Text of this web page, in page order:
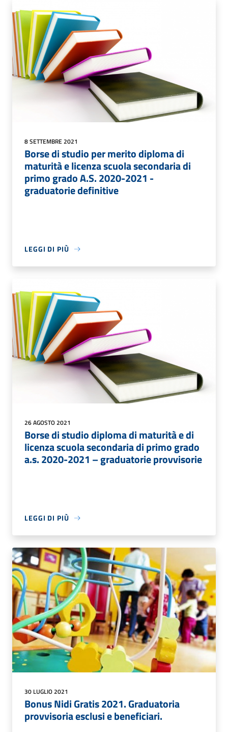
8 SETTEMBRE 2021
Borse di studio per merito diploma di
maturità e licenza scuola secondaria di
primo grado A.S. 2020-2021 -
graduatorie definitive
LEGGI DI PIÙ
26 AGOSTO 2021
Borse di studio diploma di maturità e di
licenza scuola secondaria di primo grado
a.s. 2020-2021 – graduatorie provvisorie
LEGGI DI PIÙ
30 LUGLIO 2021
Bonus Nidi Gratis 2021. Graduatoria
provvisoria esclusi e beneficiari.